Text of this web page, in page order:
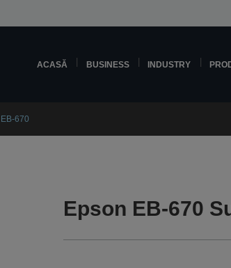
ACASĂ BUSINESS INDUSTRY
670
Epson EB-670